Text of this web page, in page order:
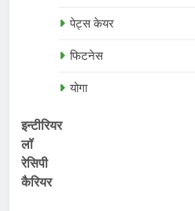
पेट्स केयर
फिटनेस
योगा
इन्टीरियर
लॉ
रेसिपी
कैरियर